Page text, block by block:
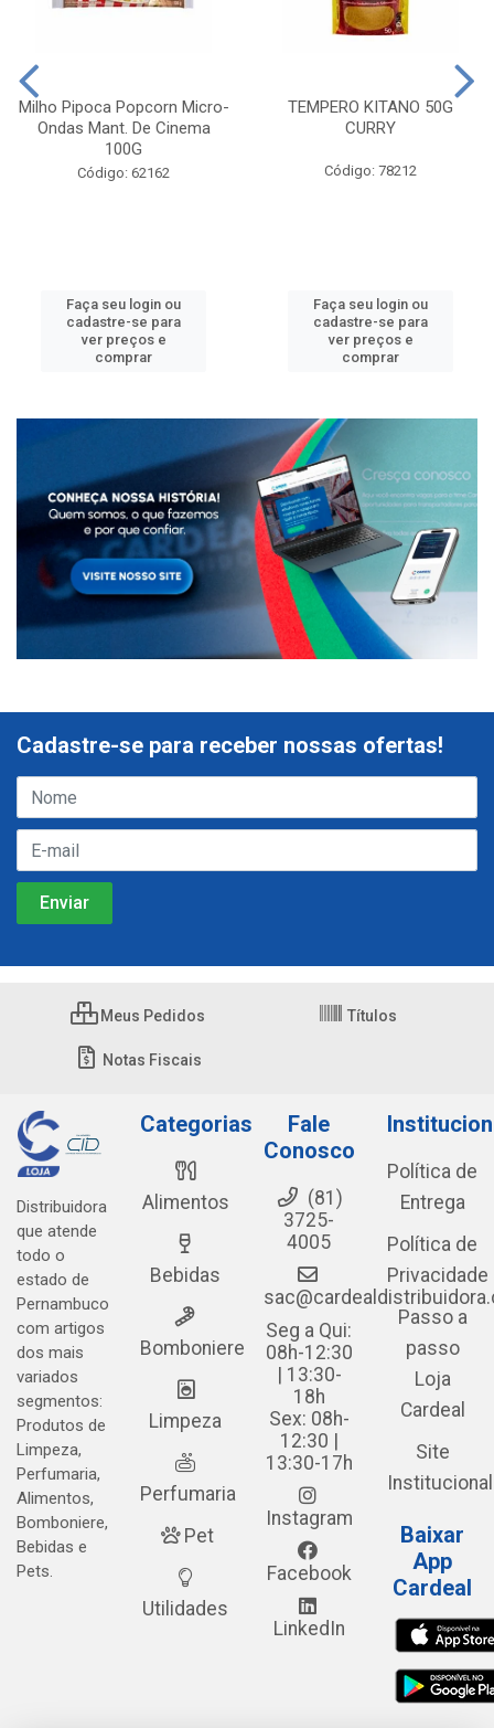
Milho Pipoca Popcorn Micro-
Ondas Mant. De Cinema
100G
Código: 62162
Faça seu login ou
cadastre-se para
ver preços e
comprar
TEMPERO KITANO 50G
CURRY
Código: 78212
Faça seu login ou
cadastre-se para
ver preços e
comprar
Cadastre-se para receber nossas ofertas!
Meus Pedidos Títulos
Notas Fiscais
Distribuidora
que atende
todo o
estado de
Pernambuco
com artigos
dos mais
variados
segmentos:
Produtos de
Limpeza,
Perfumaria,
Alimentos,
Bomboniere,
Bebidas e
Pets.
Categorias
Alimentos
Bebidas
Bomboniere
Limpeza
Perfumaria
Pet
Utilidades
Fale
Conosco
(81)
3725-
4005
Seg a Qui:
08h-12:30
| 13:30-
18h
Sex: 08h-
12:30 |
13:30-17h
Instagram
Facebook
LinkedIn
Política de
Entrega
Política de
Privacidade
Passo a
passo
Loja
Cardeal
Site
Institucional
Baixar
App
Cardeal